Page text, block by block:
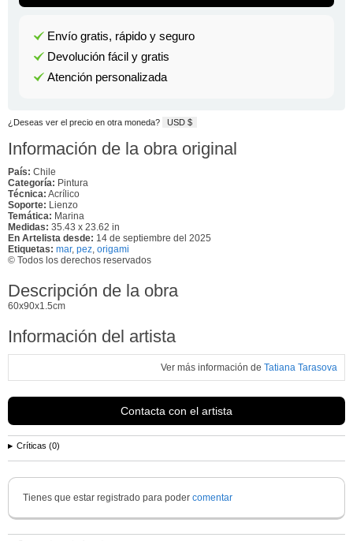
Envío gratis, rápido y seguro
Devolución fácil y gratis
Atención personalizada
¿Deseas ver el precio en otra moneda? USD $
Información de la obra original
País: Chile
Categoría: Pintura
Técnica: Acrílico
Soporte: Lienzo
Temática: Marina
Medidas: 35.43 x 23.62 in
En Artelista desde: 14 de septiembre del 2025
Etiquetas: mar, pez origami
© Todos los derechos reservados
Descripción de la obra
60x90x1.5cm
Información del artista
Ver más información de Tatiana Tarasova
Contacta con el artista
Críticas (0)
Tienes que estar registrado para poder comentar